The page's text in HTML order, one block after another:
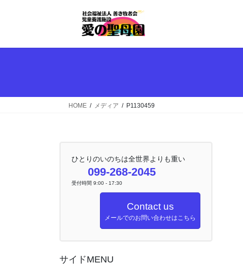
HOME メディア P1130459
ひとりのいのちは全世界よりも重い
099-268-2045
受付時間 9:00 - 17:30
Contact us
メールでのお問い合わせはこちら
サイドMENU